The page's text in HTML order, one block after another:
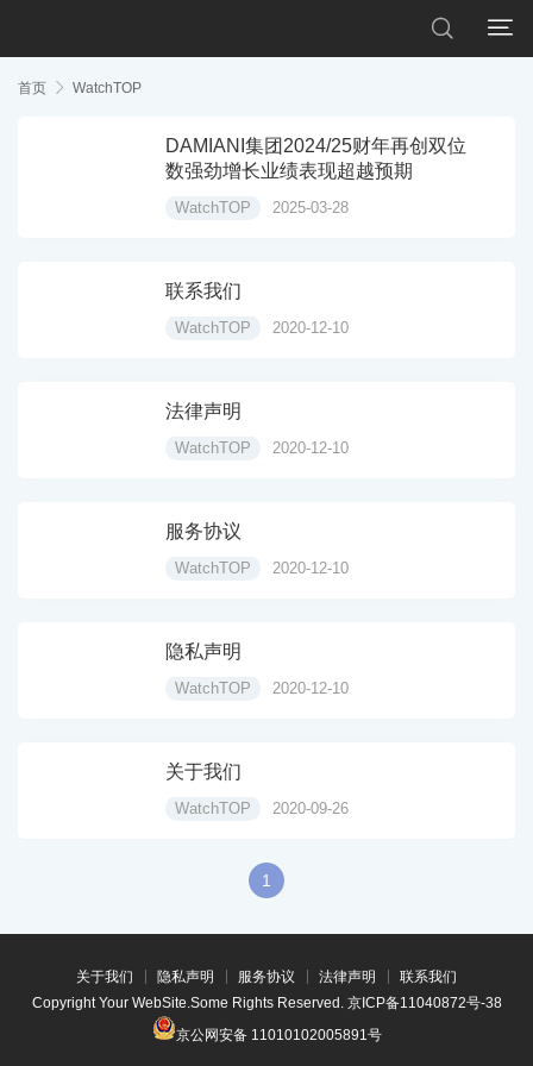


首页  WatchTOP
DAMIANI集团2024/25财年再创双位
数强劲增长业绩表现超越预期
WatchTOP 2025-03-28
联系我们
WatchTOP 2020-12-10
法律声明
WatchTOP 2020-12-10
服务协议
WatchTOP 2020-12-10
隐私声明
WatchTOP 2020-12-10
关于我们
WatchTOP 2020-09-26
1
关于我们 隐私声明 服务协议 法律声明
联系我们
Copyright Your WebSite.Some Rights Reserved. 京ICP备11040872号-38
京公网安备 11010102005891号